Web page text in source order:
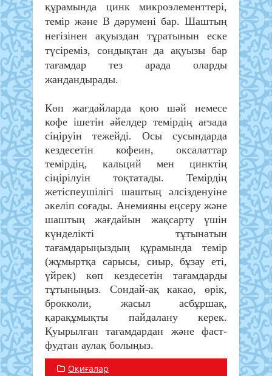
құрамында цинк микроэлементтері,
темір және В дәрумені бар. Шаштың
негізінен ақуыздан тұратынын еске
түсіреміз, сондықтан да ақуызы бар
тағамдар тез арада оларды
жандандырады.
Көп жағдайларда қою шәй немесе
кофе ішетін әйелдер темірдің ағзада
сіңіруін тежейді. Осы сусындарда
кездесетін кофеин, оксалаттар
темірдің, кальций мен цинктің
сіңірілуін тоқтатады. Темірдің
жетіспеушілігі шаштың әлсізденуіне
әкеліп соғады. Анемияны еңсеру және
шаштың жағдайын жақсарту үшін
күнделікті тұтынатын
тағамдарыңыздың құрамында темір
(жұмыртқа сарысы, сиыр, бұзау еті,
үйрек) көп кездесетін тағамдарды
тұтыныңыз. Сондай-ақ какао, өрік,
брокколи, жасыл асбұршақ,
қарақұмықты пайдалану керек.
Қуырылған тағамдардан және фаст-
фудтан аулақ болыңыз.
Оқиғалар